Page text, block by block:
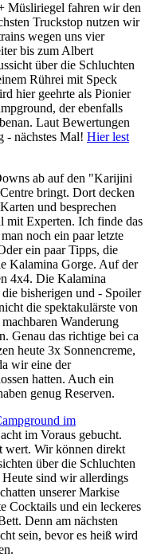
Müsliriegel fahren wir den
Truckstop nutzen wir
wegen uns vier
bis zum Albert
über die Schluchten
Rührei mit Speck
hier geehrte als Pionier
der ebenfalls
Laut Bewertungen
- nächstes Mal! Hier lest
ab auf den "Karijini
bringt. Dort decken
und besprechen
mit Experten. Ich finde das
noch ein paar letzte
ein paar Tipps, die
Kalamina Gorge. Auf der
4x4. Die Kalamina
bisherigen und - Spoiler
die spektakulärste von
Wanderung
Genau das richtige bei ca
heute 3x Sonnencreme,
wir eine der
hatten. Auch ein
genug Reserven.
im
im Voraus gebucht.
wert. Wir können direkt
über die Schluchten
sind wir allerdings
unserer Markise
Cocktails und ein leckeres
Denn am nächsten
sein, bevor es heiß wird